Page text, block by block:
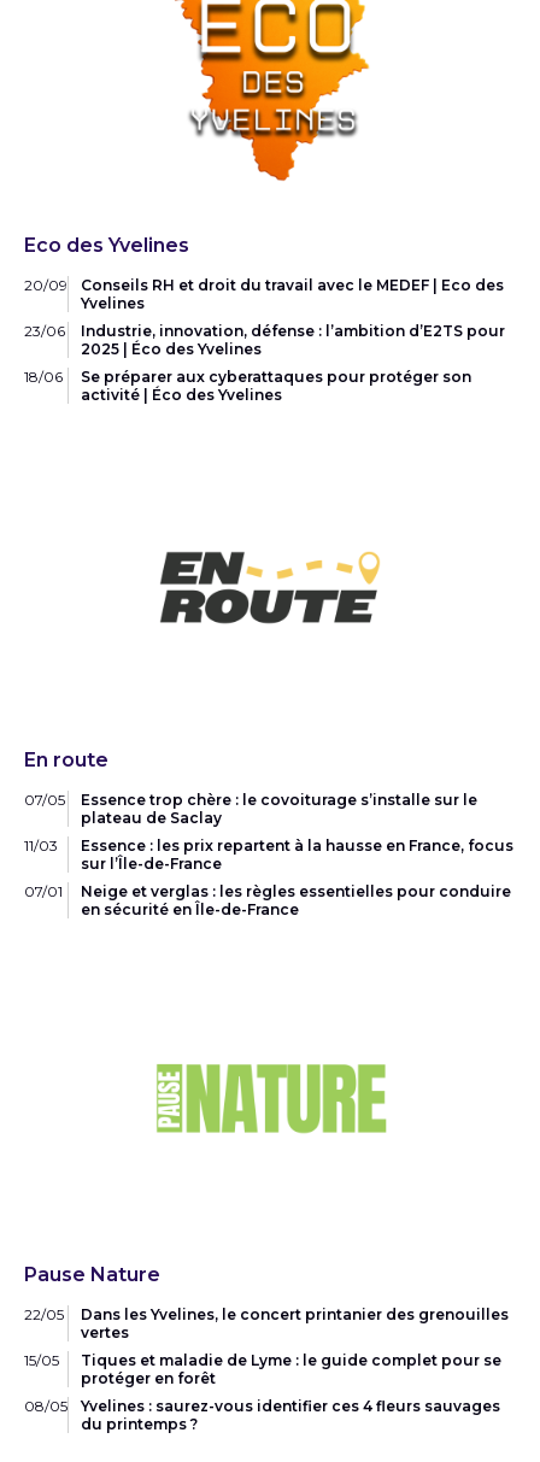
Eco des Yvelines
20/09
Conseils RH et droit du travail avec le MEDEF | Eco des
Yvelines
23/06
Industrie, innovation, défense : l’ambition d’E2TS pour
2025 | Éco des Yvelines
18/06
Se préparer aux cyberattaques pour protéger son
activité | Éco des Yvelines
En route
07/05
Essence trop chère : le covoiturage s’installe sur le
plateau de Saclay
11/03
Essence : les prix repartent à la hausse en France, focus
sur l’Île-de-France
07/01
Neige et verglas : les règles essentielles pour conduire
en sécurité en Île-de-France
Pause Nature
22/05
Dans les Yvelines, le concert printanier des grenouilles
vertes
15/05
Tiques et maladie de Lyme : le guide complet pour se
protéger en forêt
08/05
Yvelines : saurez-vous identifier ces 4 fleurs sauvages
du printemps ?